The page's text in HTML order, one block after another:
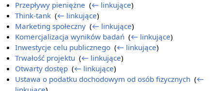
Przepływy pieniężne ‎(← linkujące)
Think-tank ‎(← linkujące)
Marketing społeczny ‎(← linkujące)
Komercjalizacja wyników badań ‎(← linkujące)
Inwestycje celu publicznego ‎(← linkujące)
Trwałość projektu ‎(← linkujące)
Otwarty dostęp ‎(← linkujące)
Ustawa o podatku dochodowym od osób fizycznych ‎(←